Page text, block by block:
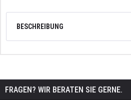
BESCHREIBUNG
FRAGEN? WIR BERATEN SIE GERNE.